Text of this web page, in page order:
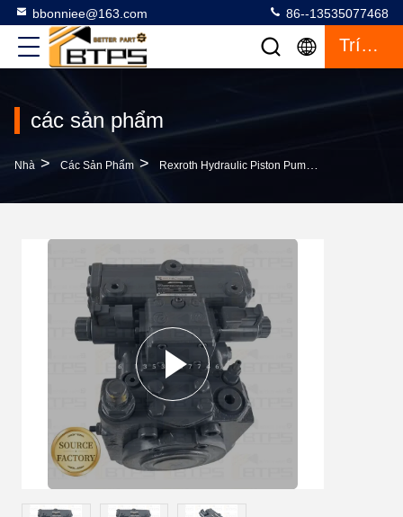
bbonniee@163.com 86--13535077468
Trích Dẫn
các sản phẩm
Nhà > Các Sản Phẩm > Rexroth Hydraulic Piston Pump